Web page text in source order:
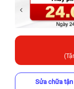
Sửa chữa tận